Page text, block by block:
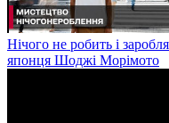
Нічого не робить і
японця Шоджі Морімото